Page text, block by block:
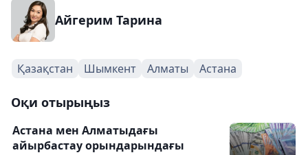
Айгерим Тарина
Қазақстан Шымкент Алматы Астана
Оқи отырыңыз
Астана мен Алматыдағы
айырбастау орындарындағы